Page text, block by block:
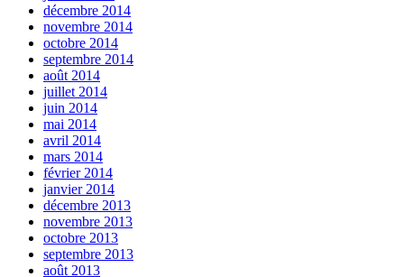
décembre 2014
novembre 2014
octobre 2014
septembre 2014
août 2014
juillet 2014
juin 2014
mai 2014
avril 2014
mars 2014
février 2014
janvier 2014
décembre 2013
novembre 2013
octobre 2013
septembre 2013
août 2013